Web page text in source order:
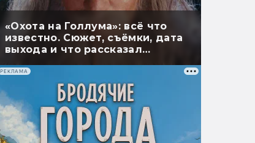
«Охота на Голлума»: всё что
известно. Сюжет, съёмки, дата
выхода и что рассказал
РЕКЛАМА